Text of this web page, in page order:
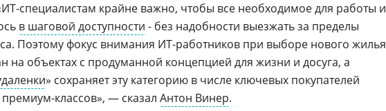
специалистам крайне важно, чтобы все необходимое для работы и
в шаговой доступности - без надобности выезжать за пределы
Поэтому фокус внимания ИT-работников при выборе нового жилья
на объектах с продуманной концепцией для жизни и досуга, а
» сохраняет эту категорию в числе ключевых покупателей
классов», — сказал Антон Винер.